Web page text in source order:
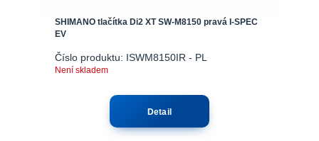
SHIMANO tlačítka Di2 XT SW-M8150 pravá I-SPEC
EV
Číslo produktu: ISWM8150IR - PL
Není skladem
Detail